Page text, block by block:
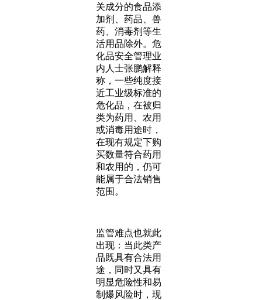
关成分的食品添
加剂、药品、兽
药、消毒剂等生
活用品除外。危
化品安全管理业
内人士张鹏解释
称，一些纯度接
近工业级标准的
危化品，在被归
类为药用、农用
或消毒用途时，
在现有规定下购
买数量符合药用
和农用的，仍可
能属于合法销售
范围。
监管难点也就此
出现：当此类产
品既具有合法用
途，同时又具有
明显危险性和易
制爆风险时，现